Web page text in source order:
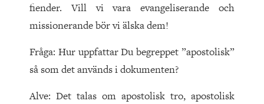
fiender. Vill vi vara evangeliserande och
missionerande bör vi älska dem!
Fråga: Hur uppfattar Du begreppet ”apostolisk”
så som det används i dokumenten?
Alve: Det talas om apostolisk tro, apostolisk